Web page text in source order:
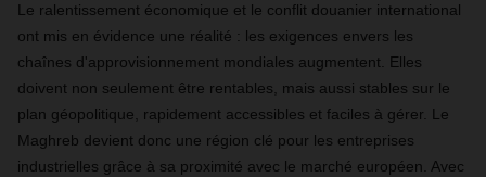
Le ralentissement économique et le conflit douanier international
ont mis en évidence une réalité : les exigences envers les
chaînes d'approvisionnement mondiales augmentent. Elles
doivent non seulement être rentables, mais aussi stables sur le
plan géopolitique, rapidement accessibles et faciles à gérer. Le
Maghreb devient donc une région clé pour les entreprises
industrielles grâce à sa proximité avec le marché européen. Avec